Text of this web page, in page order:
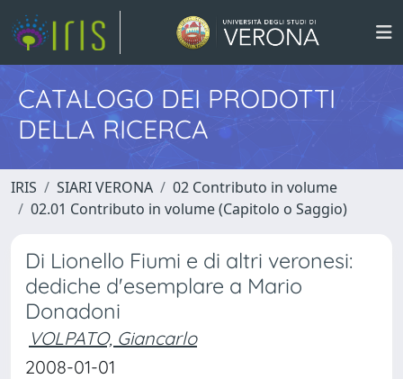
CATALOGO DEI PRODOTTI
DELLA RICERCA
IRIS SIARI VERONA
02 Contributo in volume
02.01 Contributo in volume (Capitolo o Saggio)
Di Lionello Fiumi e di altri veronesi:
dediche d'esemplare a Mario
Donadoni
VOLPATO, Giancarlo
2008-01-01